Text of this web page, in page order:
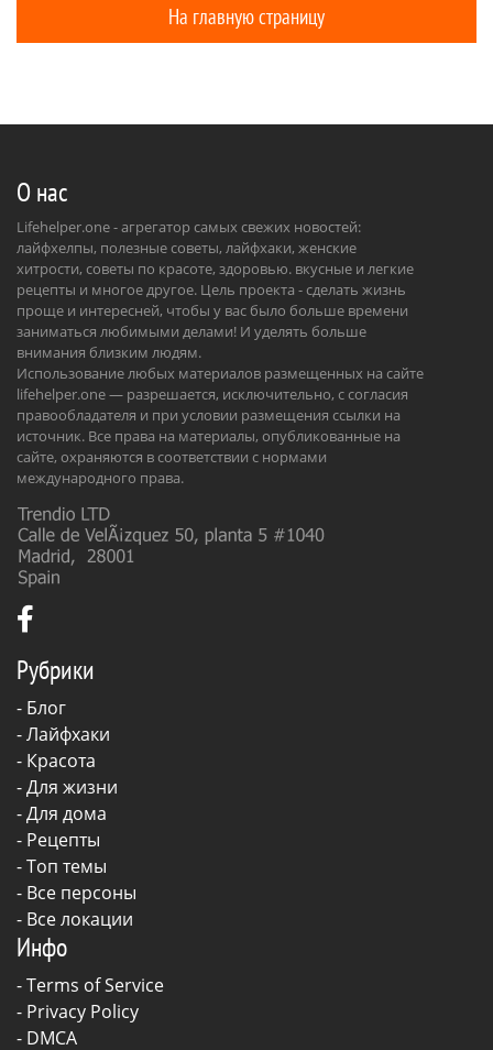
На главную страницу
О нас
Lifehelper.one - агрегатор самых свежих новостей:
лайфхелпы, полезные советы, лайфхаки, женские
хитрости, советы по красоте, здоровью. вкусные и легкие
рецепты и многое другое. Цель проекта - сделать жизнь
проще и интересней, чтобы у вас было больше времени
заниматься любимыми делами! И уделять больше
внимания близким людям.
Использование любых материалов размещенных на сайте
lifehelper.one — разрешается, исключительно, с согласия
правообладателя и при условии размещения ссылки на
источник. Все права на материалы, опубликованные на
сайте, охраняются в соответствии с нормами
международного права.
Рубрики
- Блог
-Лайфхаки
- Красота
-Для жизни
-Для дома
- Рецепты
- Топ темы
- Все персоны
- Все локации
Инфо
-Terms of Service
- Privacy Policy
- DMCA